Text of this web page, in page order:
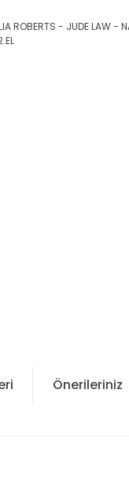
Önerileriniz